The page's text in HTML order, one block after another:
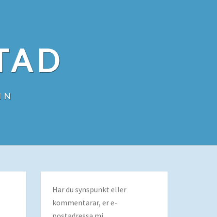
Har du synspunkt eller
kommentarar, er e-